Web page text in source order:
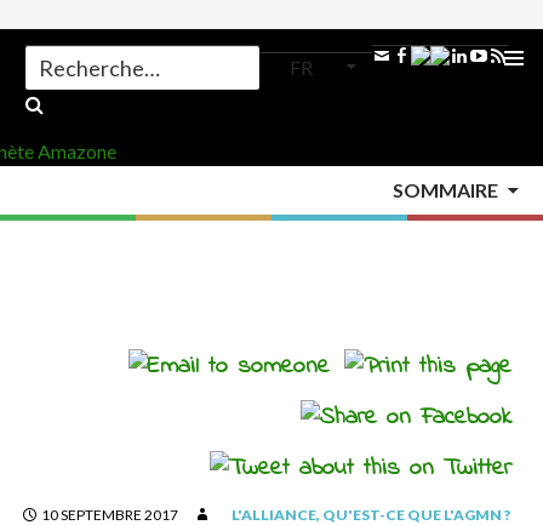
AU
FR
Search
for:
SOMMAIRE
L'ALLIANCE, QU'EST-CE QUE L'AGMN ?
10 SEPTEMBRE 2017